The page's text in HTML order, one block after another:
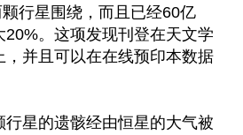
行星围绕，而且已经60亿
。这项发现刊登在天文学
并且可以在在线预印本数据
星的遗骸经由恒星的大气被